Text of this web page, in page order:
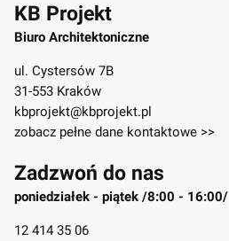
KB Projekt
Biuro Architektoniczne
ul. Cystersów 7B
31-553 Kraków
kbprojekt@kbprojekt.pl
zobacz pełne dane kontaktowe >>
Zadzwoń do nas
poniedziałek - piątek /8:00 - 16:00/
12 414 35 06